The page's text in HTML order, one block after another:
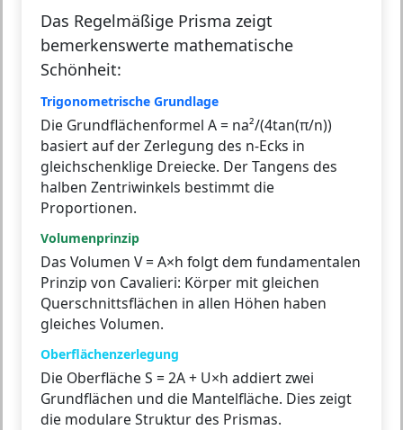
Das Regelmäßige Prisma zeigt
bemerkenswerte mathematische
Schönheit:
Trigonometrische Grundlage
Die Grundflächenformel A = na²/(4tan(π/n))
basiert auf der Zerlegung des n-Ecks in
gleichschenklige Dreiecke. Der Tangens des
halben Zentriwinkels bestimmt die
Proportionen.
Volumenprinzip
Das Volumen V = A×h folgt dem fundamentalen
Prinzip von Cavalieri: Körper mit gleichen
Querschnittsflächen in allen Höhen haben
gleiches Volumen.
Oberflächenzerlegung
Die Oberfläche S = 2A + U×h addiert zwei
Grundflächen und die Mantelfläche. Dies zeigt
die modulare Struktur des Prismas.